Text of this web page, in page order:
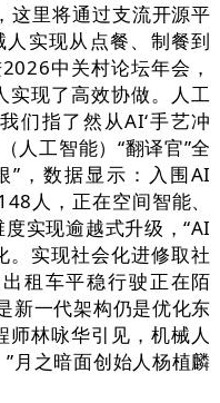
里将通过支流开源平
实现从点餐、制餐到
中关村论坛年会，
实现了高效协做。人工
们指了然从AI‘手艺冲
人工智能）“翻译官”全
”，数据显示：入围AI
人，正在空间智能、
实现逾越式升级，“AI
。实现社会化进修取社
租车平稳行驶正在陌
新一代架构仍是优化东
林咏华引见，机械人
月之暗面创始人杨植麟